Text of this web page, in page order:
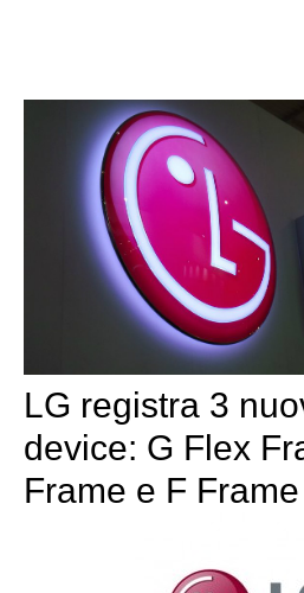
LG registra 3
device: G Flex
Frame e F Frame